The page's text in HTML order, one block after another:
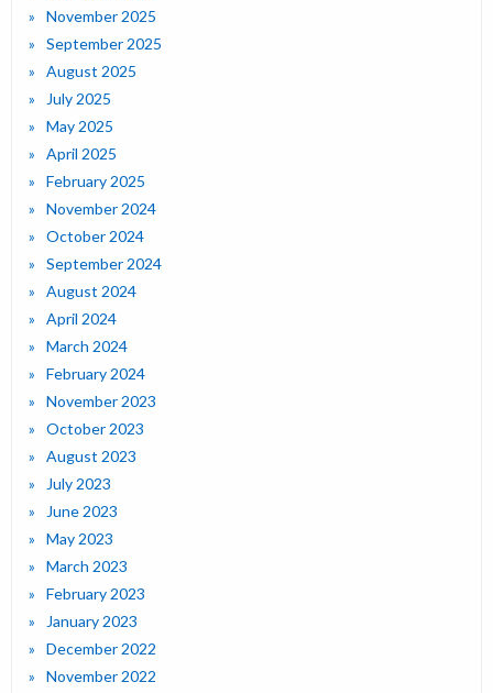
November 2025
September 2025
August 2025
July 2025
May 2025
April 2025
February 2025
November 2024
October 2024
September 2024
August 2024
April 2024
March 2024
February 2024
November 2023
October 2023
August 2023
July 2023
June 2023
May 2023
March 2023
February 2023
January 2023
December 2022
November 2022